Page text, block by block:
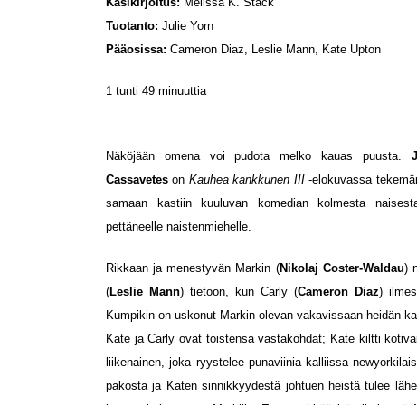
Tuotanto: Julie Yorn
Pääosissa: Cameron Diaz, Leslie Mann, Kate Upton
1 tunti 49 minuuttia
Näköjään omena voi pudota melko kauas puusta.
Cassavetes on Kauhea kankkunen III-elokuvassa
samaan kastiin kuuluvan komedian kolmesta
pettäneelle naistenmiehelle.
Rikkaan ja menestyvän Markin (Nikolaj Coster-Waldau)
(Leslie Mann) tietoon, kun Carly (Cameron Diaz)
Kumpikin on uskonut Markin olevan vakavissaan heidän
Kate ja Carly ovat toistensa vastakohdat; Kate kiltti
liikenainen, joka ryystelee punaviinia kalliissa
pakosta ja Katen sinnikkyydestä johtuen heistä tulee